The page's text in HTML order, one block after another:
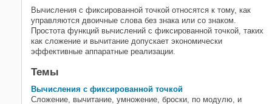
Категория
Квантование
Вычисления с фиксированной
точкой
Вычисления с фиксированной точкой относятся к тому, как
управляются двоичные слова без знака или со знаком.
Простота функций вычислений с фиксированной точкой, таких
как сложение и вычитание допускает экономически
эффективные аппаратные реализации.
Темы
Вычисления с фиксированной точкой
Сложение, вычитание, умножение, броски, по модулю, и